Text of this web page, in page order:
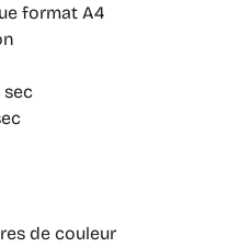
format A4
sec
de couleur